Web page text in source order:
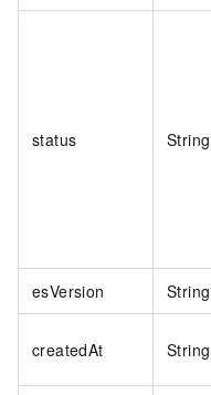
status String
esVersion String
createdAt String